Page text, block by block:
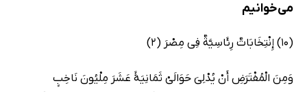
می‌خوانیم
(10) إِنْتِخَابَاتٌ رِئَاسِیَّةٌ فِی مِصْرَ (2)
وَمِنَ الْمُفْتَرَضِ أَنْ یُدْلِیَ حَوَالَیْ ثَمَانِیَۀَ عَشَرَ مِلْیُونَ نَاخِبٍ